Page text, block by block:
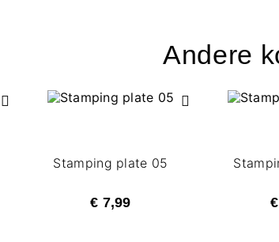
Andere
Stamping plate 05
€ 7,99